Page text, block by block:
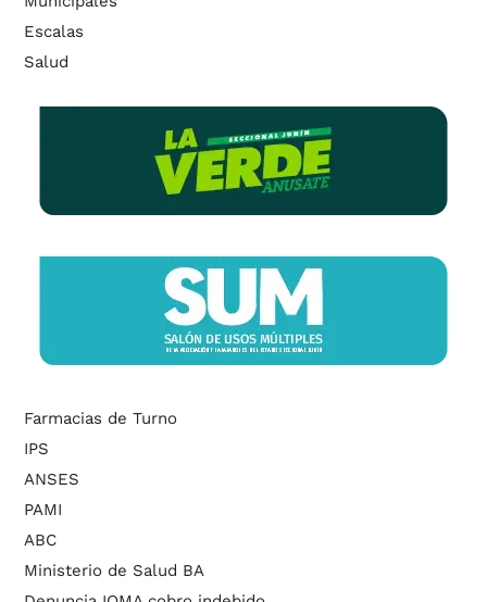
Escalas
Salud
Farmacias de Turno
IPS
ANSES
PAMI
ABC
Ministerio de Salud BA